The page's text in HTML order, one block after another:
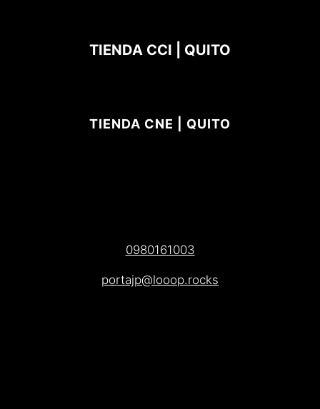
TIENDA CCI | QUITO
TIENDA CNE | QUITO
0980161003
portajp@looop.rocks